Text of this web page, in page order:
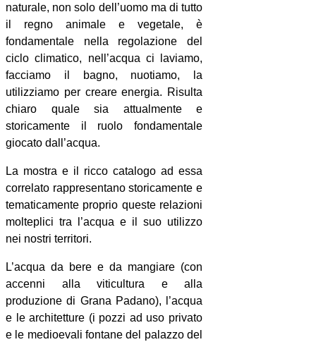
naturale, non solo dell’uomo ma di tutto
il regno animale e vegetale, è
fondamentale nella regolazione del
ciclo climatico, nell’acqua ci laviamo,
facciamo il bagno, nuotiamo, la
utilizziamo per creare energia. Risulta
chiaro quale sia attualmente e
storicamente il ruolo fondamentale
giocato dall’acqua.
La mostra e il ricco catalogo ad essa
correlato rappresentano storicamente e
tematicamente proprio queste relazioni
molteplici tra l’acqua e il suo utilizzo
nei nostri territori.
L’acqua da bere e da mangiare (con
accenni alla viticultura e alla
produzione di Grana Padano), l’acqua
e le architetture (i pozzi ad uso privato
e le medioevali fontane del palazzo del